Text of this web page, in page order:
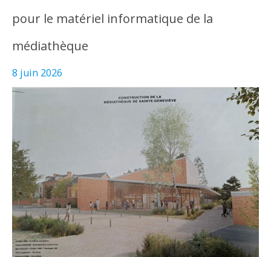
pour le matériel informatique de la
médiathèque
8 juin 2026